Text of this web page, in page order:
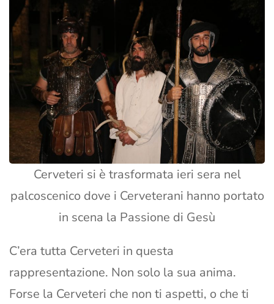
Cerveteri si è trasformata ieri sera nel
palcoscenico dove i Cerveterani hanno portato
in scena la Passione di Gesù
C’era tutta Cerveteri in questa
rappresentazione. Non solo la sua anima.
Forse la Cerveteri che non ti aspetti, o che ti